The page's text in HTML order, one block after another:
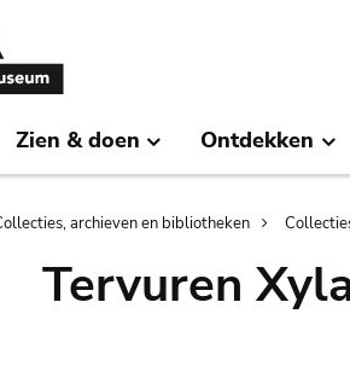
Zien & doen Ontdekken
archieven en bibliotheken
Tervuren